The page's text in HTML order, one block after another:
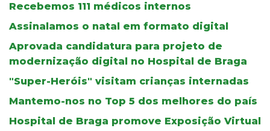
Recebemos 111 médicos internos
Assinalamos o natal em formato digital
Aprovada candidatura para projeto de
modernização digital no Hospital de Braga
"Super-Heróis" visitam crianças internadas
Mantemo-nos no Top 5 dos melhores do país
Hospital de Braga promove Exposição Virtual